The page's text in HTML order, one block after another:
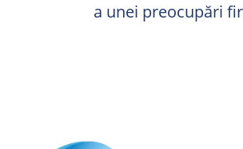
a unei preocupări